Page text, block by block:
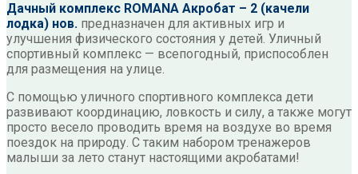
Дачный комплекс ROMANA Акробат – 2 (качели
лодка) нов. предназначен для активных игр и
улучшения физического состояния у детей. Уличный
спортивный комплекс — всепогодный, приспособлен
для размещения на улице.
С помощью уличного спортивного комплекса дети
развивают координацию, ловкость и силу, а также могут
просто весело проводить время на воздухе во время
поездок на природу. С таким набором тренажеров
малыши за лето станут настоящими акробатами!